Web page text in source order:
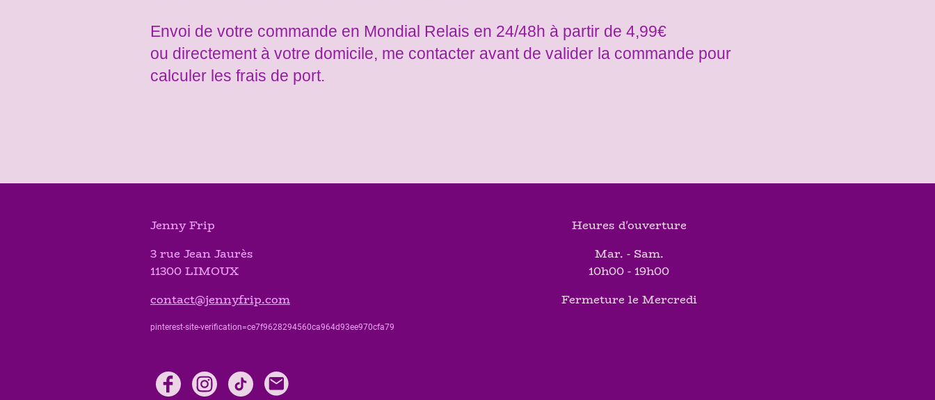
Envoi de votre commande en Mondial Relais en 24/48h à partir de 4,99€
ou directement à votre domicile, me contacter avant de valider la commande pour
calculer les frais de port.
Jenny Frip
3 rue Jean Jaurès
11300 LIMOUX
contact@jennyfrip.com
pinterest-site-verification=ce7f9628294560ca964d93ee970cfa79
Heures d'ouverture
Mar. - Sam.
10h00 - 19h00
Fermeture le Mercredi